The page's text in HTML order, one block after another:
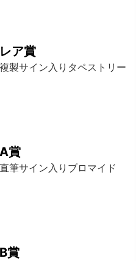
レア賞
複製サイン入りタペストリー
A賞
直筆サイン入りブロマイド
B賞